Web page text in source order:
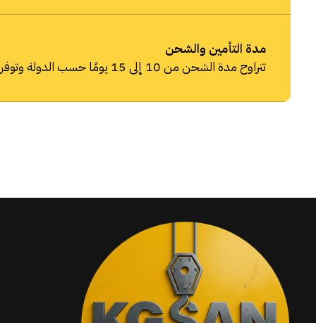
مدة التأمين والشحن
تتراوح مدة الشحن من 10 إلى 15 يومًا حسب الدولة وتوفر شركات الشحن